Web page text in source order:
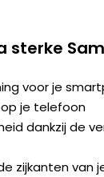
sterke
voor je
je telefoon
dankzij de
zijkanten van